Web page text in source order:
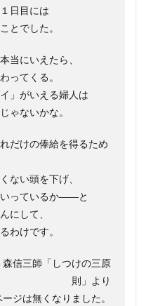
日目には
とでした。
当にいえたら、
ってくる。
」がいえる婦人は
ゃないかな。
だけの俸給を得るため
ない頭を下げ、
いっているか――と
にして、
わけです。
信三師「しつけの三原
則」より
ジは無くなりました。